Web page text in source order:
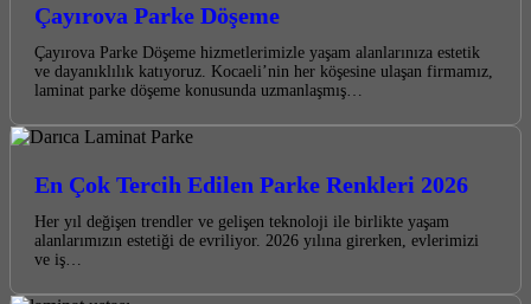
Çayırova Parke Döşeme
Çayırova Parke Döşeme hizmetlerimizle yaşam alanlarınıza estetik
ve dayanıklılık katıyoruz. Kocaeli’nin her köşesine ulaşan firmamız,
laminat parke döşeme konusunda uzmanlaşmış…
En Çok Tercih Edilen Parke Renkleri 2026
Her yıl değişen trendler ve gelişen teknoloji ile birlikte yaşam
alanlarımızın estetiği de evriliyor. 2026 yılına girerken, evlerimizi
ve iş…